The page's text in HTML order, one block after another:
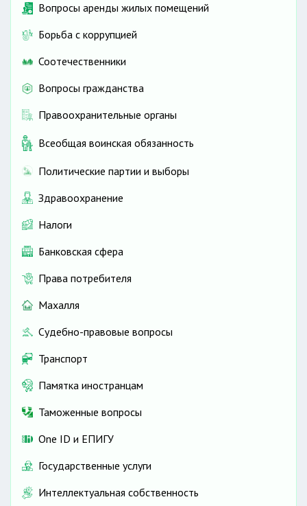
Вопросы аренды жилых помещений
Борьба с коррупцией
Соотечественники
Вопросы гражданства
Правоохранительные органы
Всеобщая воинская обязанность
Политические партии и выборы
Здравоохранение
Налоги
Банковская сфера
Права потребителя
Махалля
Судебно-правовые вопросы
Транспорт
Памятка иностранцам
Таможенные вопросы
One ID и ЕПИГУ
Государственные услуги
Интеллектуальная собственность